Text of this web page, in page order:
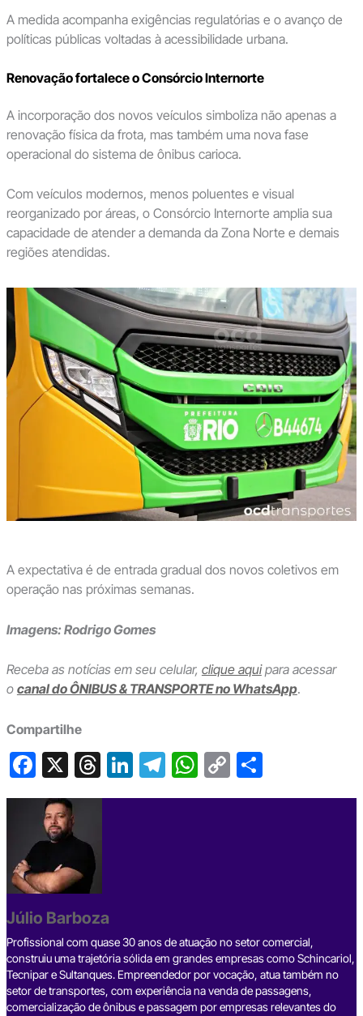
A medida acompanha exigências regulatórias e o avanço de
políticas públicas voltadas à acessibilidade urbana.
Renovação fortalece o Consórcio Internorte
A incorporação dos novos veículos simboliza não apenas a
renovação física da frota, mas também uma nova fase
operacional do sistema de ônibus carioca.
Com veículos modernos, menos poluentes e visual
reorganizado por áreas, o Consórcio Internorte amplia sua
capacidade de atender a demanda da Zona Norte e demais
regiões atendidas.
A expectativa é de entrada gradual dos novos coletivos em
operação nas próximas semanas.
Imagens: Rodrigo Gomes
Receba as notícias em seu celular, clique aquipara acessar
o canal do ÔNIBUS & TRANSPORTE no WhatsApp.
Compartilhe
F
a
c
e
b
o
o
k
X T
hr
s
Li
n
T
el
W
h
C
o
S
h
Júlio Barboza
Profissional com quase 30 anos de atuação no setor comercial,
construiu uma trajetória sólida em grandes empresas como Schincariol,
Tecnipar e Sultanques. Empreendedor por vocação, atua também no
setor de transportes, com experiência na venda de passagens,
comercialização de ônibus e passagem por empresas relevantes do